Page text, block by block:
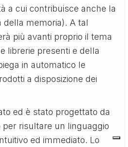
a cui contribuisce anche la
della memoria). A tal
più avanti proprio il tema
librerie presenti e della
in automatico le
a disposizione dei
ed è stato progettato da
per risultare un linguaggio
ed immediato. Lo